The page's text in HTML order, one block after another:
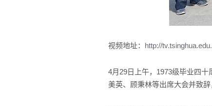
视频地址： http://
4月29日上午，1973级毕业四
美英、顾秉林等出席大会并致